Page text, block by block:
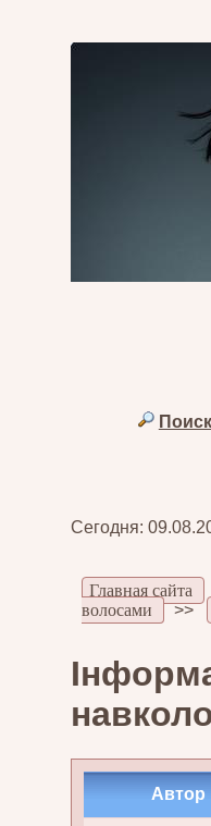
Поиск
Сегодня:
Главная сайта
волосами
>>
Автор